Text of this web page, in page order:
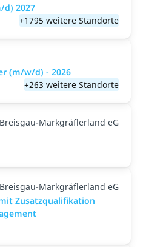
d) 2027
+1795 weitere Standorte
(m/w/d) - 2026
+263 weitere Standorte
Markgräflerland eG
Markgräflerland eG
Zusatzqualifikation